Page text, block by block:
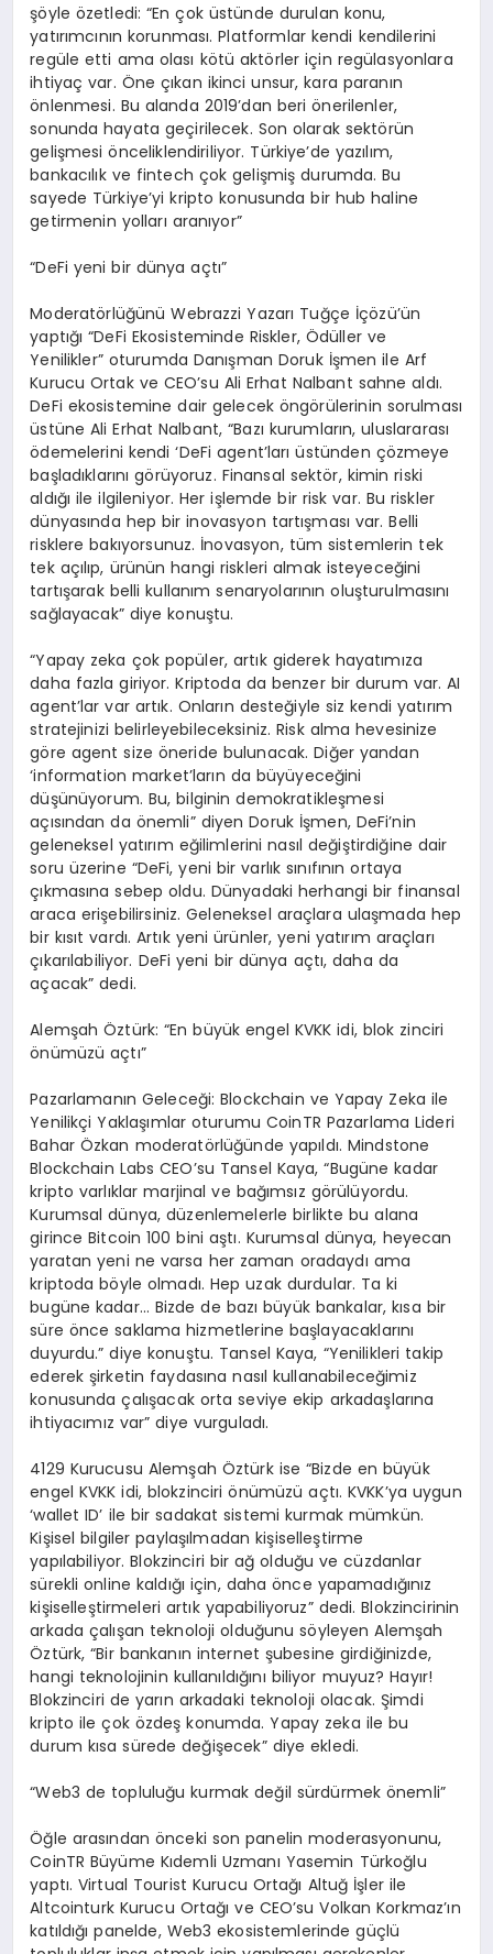
şöyle özetledi: “En çok üstünde durulan konu,
yatırımcının korunması. Platformlar kendi kendilerini
regüle etti ama olası kötü aktörler için regülasyonlara
ihtiyaç var. Öne çıkan ikinci unsur, kara paranın
önlenmesi. Bu alanda 2019’dan beri önerilenler,
sonunda hayata geçirilecek. Son olarak sektörün
gelişmesi önceliklendiriliyor. Türkiye’de yazılım,
bankacılık ve fintech çok gelişmiş durumda. Bu
sayede Türkiye’yi kripto konusunda bir hub haline
getirmenin yolları aranıyor”
“DeFi yeni bir dünya açtı”
Moderatörlüğünü Webrazzi Yazarı Tuğçe İçözü’ün
yaptığı “DeFi Ekosisteminde Riskler, Ödüller ve
Yenilikler” oturumda Danışman Doruk İşmen ile Arf
Kurucu Ortak ve CEO’su Ali Erhat Nalbant sahne aldı.
DeFi ekosistemine dair gelecek öngörülerinin sorulması
üstüne Ali Erhat Nalbant, “Bazı kurumların, uluslararası
ödemelerini kendi ‘DeFi agent’ları üstünden çözmeye
başladıklarını görüyoruz. Finansal sektör, kimin riski
aldığı ile ilgileniyor. Her işlemde bir risk var. Bu riskler
dünyasında hep bir inovasyon tartışması var. Belli
risklere bakıyorsunuz. İnovasyon, tüm sistemlerin tek
tek açılıp, ürünün hangi riskleri almak isteyeceğini
tartışarak belli kullanım senaryolarının oluşturulmasını
sağlayacak” diye konuştu.
“Yapay zeka çok popüler, artık giderek hayatımıza
daha fazla giriyor. Kriptoda da benzer bir durum var. AI
agent’lar var artık. Onların desteğiyle siz kendi yatırım
stratejinizi belirleyebileceksiniz. Risk alma hevesinize
göre agent size öneride bulunacak. Diğer yandan
‘information market’ların da büyüyeceğini
düşünüyorum. Bu, bilginin demokratikleşmesi
açısından da önemli” diyen Doruk İşmen, DeFi’nin
geleneksel yatırım eğilimlerini nasıl değiştirdiğine dair
soru üzerine “DeFi, yeni bir varlık sınıfının ortaya
çıkmasına sebep oldu. Dünyadaki herhangi bir finansal
araca erişebilirsiniz. Geleneksel araçlara ulaşmada hep
bir kısıt vardı. Artık yeni ürünler, yeni yatırım araçları
çıkarılabiliyor. DeFi yeni bir dünya açtı, daha da
açacak” dedi.
Alemşah Öztürk: “En büyük engel KVKK idi, blok zinciri
önümüzü açtı”
Pazarlamanın Geleceği: Blockchain ve Yapay Zeka ile
Yenilikçi Yaklaşımlar oturumu CoinTR Pazarlama Lideri
Bahar Özkan moderatörlüğünde yapıldı. Mindstone
Blockchain Labs CEO’su Tansel Kaya, “Bugüne kadar
kripto varlıklar marjinal ve bağımsız görülüyordu.
Kurumsal dünya, düzenlemelerle birlikte bu alana
girince Bitcoin 100 bini aştı. Kurumsal dünya, heyecan
yaratan yeni ne varsa her zaman oradaydı ama
kriptoda böyle olmadı. Hep uzak durdular. Ta ki
bugüne kadar… Bizde de bazı büyük bankalar, kısa bir
süre önce saklama hizmetlerine başlayacaklarını
duyurdu.” diye konuştu. Tansel Kaya, “Yenilikleri takip
ederek şirketin faydasına nasıl kullanabileceğimiz
konusunda çalışacak orta seviye ekip arkadaşlarına
ihtiyacımız var” diye vurguladı.
4129 Kurucusu Alemşah Öztürk ise “Bizde en büyük
engel KVKK idi, blokzinciri önümüzü açtı. KVKK’ya uygun
‘wallet ID’ ile bir sadakat sistemi kurmak mümkün.
Kişisel bilgiler paylaşılmadan kişiselleştirme
yapılabiliyor. Blokzinciri bir ağ olduğu ve cüzdanlar
sürekli online kaldığı için, daha önce yapamadığınız
kişiselleştirmeleri artık yapabiliyoruz” dedi. Blokzincirinin
arkada çalışan teknoloji olduğunu söyleyen Alemşah
Öztürk, “Bir bankanın internet şubesine girdiğinizde,
hangi teknolojinin kullanıldığını biliyor muyuz? Hayır!
Blokzinciri de yarın arkadaki teknoloji olacak. Şimdi
kripto ile çok özdeş konumda. Yapay zeka ile bu
durum kısa sürede değişecek” diye ekledi.
“Web3 de topluluğu kurmak değil sürdürmek önemli”
Öğle arasından önceki son panelin moderasyonunu,
CoinTR Büyüme Kıdemli Uzmanı Yasemin Türkoğlu
yaptı. Virtual Tourist Kurucu Ortağı Altuğ İşler ile
Altcointurk Kurucu Ortağı ve CEO’su Volkan Korkmaz’ın
katıldığı panelde, Web3 ekosistemlerinde güçlü